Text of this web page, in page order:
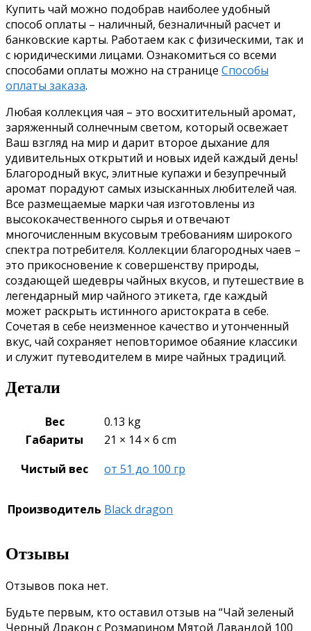
Купить чай можно подобрав наиболее удобный
способ оплаты – наличный, безналичный расчет и
банковские карты. Работаем как с физическими, так и
с юридическими лицами. Ознакомиться со всеми
способами оплаты можно на странице Способы
оплаты заказа.
Любая коллекция чая – это восхитительный аромат,
заряженный солнечным светом, который освежает
Ваш взгляд на мир и дарит второе дыхание для
удивительных открытий и новых идей каждый день!
Благородный вкус, элитные купажи и безупречный
аромат порадуют самых изысканных любителей чая.
Все размещаемые марки чая изготовлены из
высококачественного сырья и отвечают
многочисленным вкусовым требованиям широкого
спектра потребителя. Коллекции благородных чаев –
это прикосновение к совершенству природы,
создающей шедевры чайных вкусов, и путешествие в
легендарный мир чайного этикета, где каждый
может раскрыть истинного аристократа в себе.
Сочетая в себе неизменное качество и утонченный
вкус, чай сохраняет неповторимое обаяние классики
и служит путеводителем в мире чайных традиций.
Детали
Вес
0.13 kg
Габариты
21 × 14 × 6 cm
Чистый вес
от 51 до 100 гр
Производитель Black dragon
Отзывы
Отзывов пока нет.
Будьте первым, кто оставил отзыв на “Чай зеленый
Черный Дракон с Розмарином Мятой Лавандой 100